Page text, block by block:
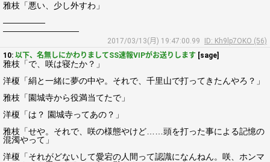
雅枝「悪い、少し外すわ」
―――――
―――――――――
2017/03/13(月) 19:47:00.99
ID: Kh9lp7OKO (56)
10: 以下、名無しにかわりましてSS速報VIPがお送りします [sage]
雅枝「で、咲は寝たか？」
洋榎「絹と一緒に夢の中や。それで、千里山で打ってきたんやろ？」
雅枝「園城寺から役満当てたで」
洋榎「は？ 園城寺ってあの？」
雅枝「せや。それで、咲の様態やけど……頭を打った事による記憶の
混濁やって」
洋榎「それがどないして愛宕の人間って認識になんねん。咲、ホンマ